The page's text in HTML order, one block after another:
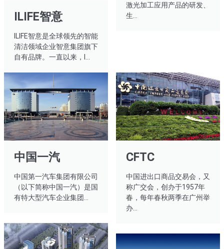
ILIFE智意
ILIFE智意是全球领先的智能
清洁领域企业智意集团旗下
自有品牌。一直以来，I...
激光加工应用产品的研发、
生...
中国一汽
中国第一汽车集团有限公司
（以下简称中国一汽）是国
有特大型汽车企业集团…
CFTC
中国进出口商品交易会，又
称广交会，创办于1957年
春，每年春秋两季在广州举
办...​